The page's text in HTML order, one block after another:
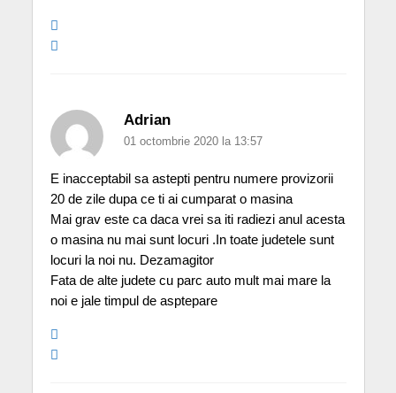
Adrian
01 octombrie 2020 la 13:57
E inacceptabil sa astepti pentru numere provizorii
20 de zile dupa ce ti ai cumparat o masina
Mai grav este ca daca vrei sa iti radiezi anul acesta
o masina nu mai sunt locuri .In toate judetele sunt
locuri la noi nu. Dezamagitor
Fata de alte judete cu parc auto mult mai mare la
noi e jale timpul de asptepare